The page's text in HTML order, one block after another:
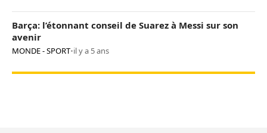
Barça: l’étonnant conseil de Suarez à Messi sur son
avenir
MONDE - SPORT•il y a 5 ans